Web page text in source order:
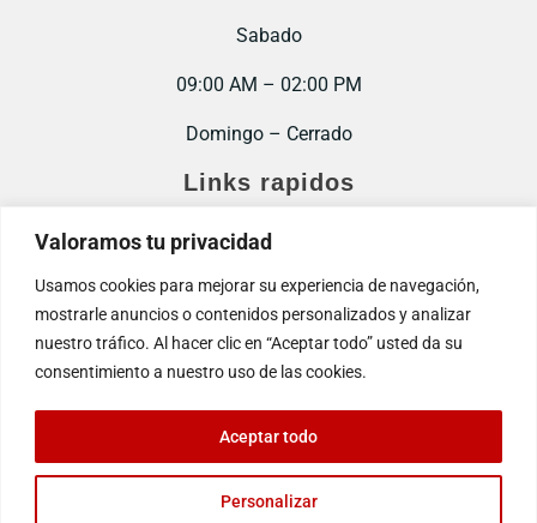
Valoramos tu privacidad
Usamos cookies para mejorar su experiencia de navegación,
mostrarle anuncios o contenidos personalizados y analizar
nuestro tráfico. Al hacer clic en “Aceptar todo” usted da su
consentimiento a nuestro uso de las cookies.
Personalizar
Aceptar todo
Sabado
09:00 AM – 02:00 PM
Domingo – Cerrado
Links rapidos
Inicio
Contacto
Trabaja con nosotros
© 2025. Todos los derechos reservados.